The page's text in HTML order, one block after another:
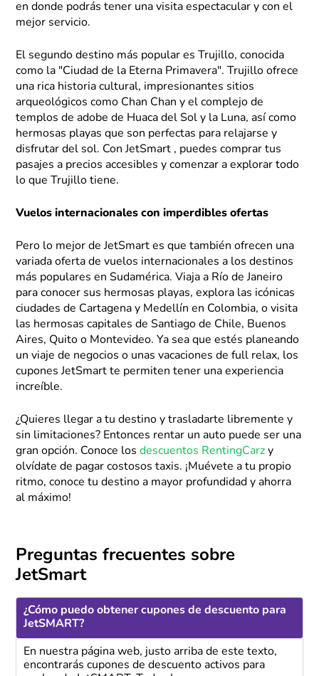
en donde podrás tener una visita espectacular y con el
mejor servicio.
El segundo destino más popular es Trujillo, conocida
como la "Ciudad de la Eterna Primavera". Trujillo ofrece
una rica historia cultural, impresionantes sitios
arqueológicos como Chan Chan y el complejo de
templos de adobe de Huaca del Sol y la Luna, así como
hermosas playas que son perfectas para relajarse y
disfrutar del sol. Con JetSmart , puedes comprar tus
pasajes a precios accesibles y comenzar a explorar todo
lo que Trujillo tiene.
Vuelos internacionales con imperdibles ofertas
Pero lo mejor de JetSmart es que también ofrecen una
variada oferta de vuelos internacionales a los destinos
más populares en Sudamérica. Viaja a Río de Janeiro
para conocer sus hermosas playas, explora las icónicas
ciudades de Cartagena y Medellín en Colombia, o visita
las hermosas capitales de Santiago de Chile, Buenos
Aires, Quito o Montevideo. Ya sea que estés planeando
un viaje de negocios o unas vacaciones de full relax, los
cupones JetSmart te permiten tener una experiencia
increíble.
¿Quieres llegar a tu destino y trasladarte libremente y
sin limitaciones? Entonces rentar un auto puede ser una
gran opción. Conoce losdescuentos RentingCarz y
olvídate de pagar costosos taxis. ¡Muévete a tu propio
ritmo, conoce tu destino a mayor profundidad y ahorra
al máximo!
Preguntas frecuentes sobre
JetSmart
¿Cómo puedo obtener cupones de descuento para
JetSMART?
En nuestra página web, justo arriba de este texto,
encontrarás cupones de descuento activos para